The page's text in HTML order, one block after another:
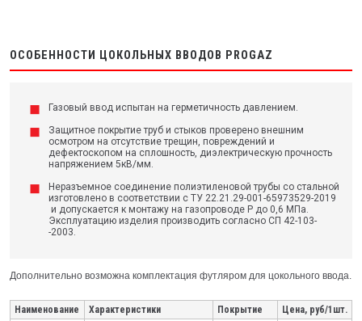
ОСОБЕННОСТИ ЦОКОЛЬНЫХ ВВОДОВ PROGAZ
Газовый ввод испытан на герметичность давлением.
Защитное покрытие труб и стыков проверено внешним
осмотром на отсутствие трещин, повреждений и
дефектоскопом на сплошность, диэлектрическую прочность
напряжением 5кВ/мм.
Неразъемное соединение полиэтиленовой трубы со стальной
изготовлено в соответствии с ТУ 22.21.29-001-65973529-2019
и допускается к монтажу на газопроводе Р до 0,6 МПа.
Эксплуатацию изделия производить согласно СП 42-103-
-2003.
Дополнительно возможна комплектация футляром для цокольного ввода.
Наименование Характеристики Покрытие Цена, руб/1шт.